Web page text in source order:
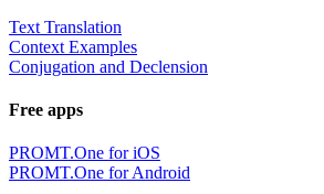
Text Translation
Context Examples
Conjugation and Declension
Free apps
PROMT.One for iOS
PROMT.One for Android